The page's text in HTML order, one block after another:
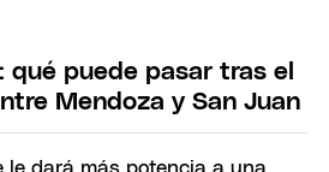
qué puede pasar tras el
Mendoza y San Juan